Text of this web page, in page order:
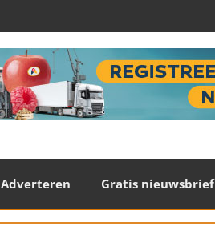
Adverteren Gratis nieuwsbrief